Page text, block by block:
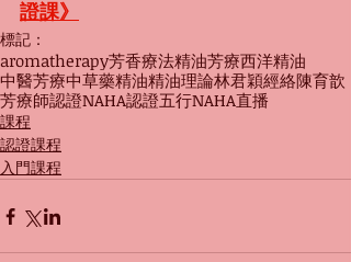
證課》
標記：
aromatherapy芳香療法精油芳療西洋精油
中醫芳療中草藥精油精油理論林君穎經絡陳育歆
芳療師認證NAHA認證五行NAHA直播
課程
認證課程
入門課程